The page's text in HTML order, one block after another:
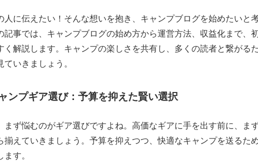
人に伝えたい！そんな想いを抱き、キャンプブログを始めたいと
記事では、キャンプブログの始め方から運営方法、収益化まで、
く解説します。キャンプの楽しさを共有し、多くの読者と繋がる
いきましょう。
ンプギア選び：予算を抑えた賢い選択
まず悩むのがギア選びですよね。高価なギアに手を出す前に、ま
揃えていきましょう。予算を抑えつつ、快適なキャンプを送るた
す。